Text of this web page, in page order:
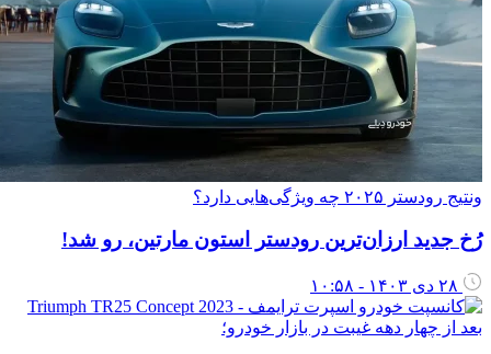
رودستر ۲۰۲۵ چه ویژگی‌هایی دارد؟
جدید ارزان‌ترین رودستر استون مارتین، رو شد!
۲۸ دی ۱۴۰۳ - ۱۰:۵۸
از چهار دهه غیبت در بازار خودرو؛